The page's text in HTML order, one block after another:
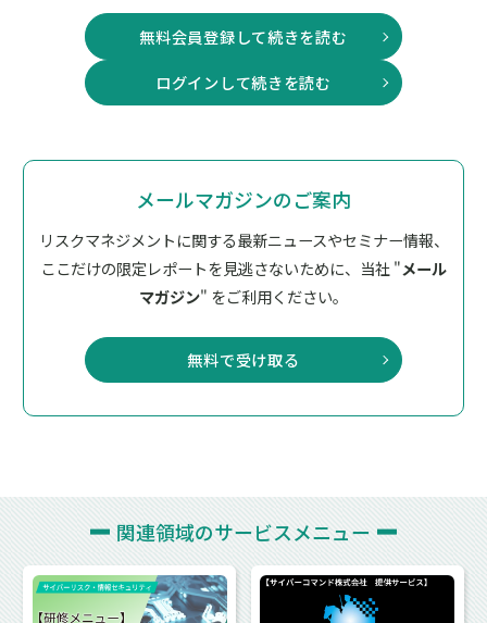
無料会員登録して続きを読む
ログインして続きを読む
メールマガジンのご案内
リスクマネジメントに関する最新ニュースやセミナー情報、
ここだけの限定レポートを見逃さないために、 当社 "メール
マガジン" をご利用ください。
無料で受け取る
関連領域のサービスメニュー